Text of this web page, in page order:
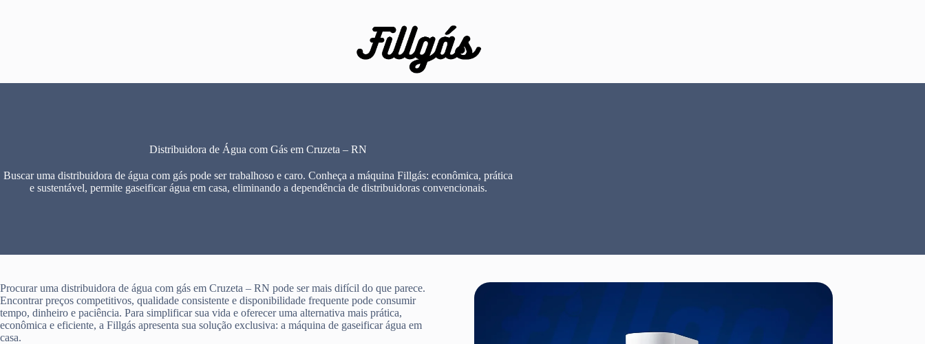
Distribuidora de Água com Gás em Cruzeta – RN
Buscar uma distribuidora de água com gás pode ser trabalhoso e caro. Conheça a máquina Fillgás: econômica, prática
e sustentável, permite gaseificar água em casa, eliminando a dependência de distribuidoras convencionais.
Procurar uma distribuidora de água com gás em Cruzeta – RN pode ser mais difícil do que parece.
Encontrar preços competitivos, qualidade consistente e disponibilidade frequente pode consumir
tempo, dinheiro e paciência. Para simplificar sua vida e oferecer uma alternativa mais prática,
econômica e eficiente, a Fillgás apresenta sua solução exclusiva: a máquina de gaseificar água em
casa.